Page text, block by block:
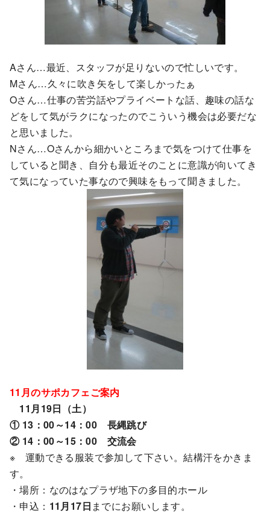
Aさん…最近、スタッフが足りないので忙しいです。
Mさん…久々に吹き矢をして楽しかったぁ
Oさん…仕事の苦労話やプライベートな話、趣味の話な
どをして気がラクになったのでこういう機会は必要だな
と思いました。
Nさん…Oさんから細かいところまで気をつけて仕事を
していると聞き、自分も最近そのことに意識が向いてき
て気になっていた事なので興味をもって聞きました。
11月のサポカフェご案内
11 月19日（土）
① 13：00～14：00 長縄跳び
② 14：00～15：00 交流会
※ 運動できる服装で参加して下さい。結構汗をかきま
す。
・場所：なのはなプラザ地下の多目的ホール
・申込： 11月17日 までにお願いします。